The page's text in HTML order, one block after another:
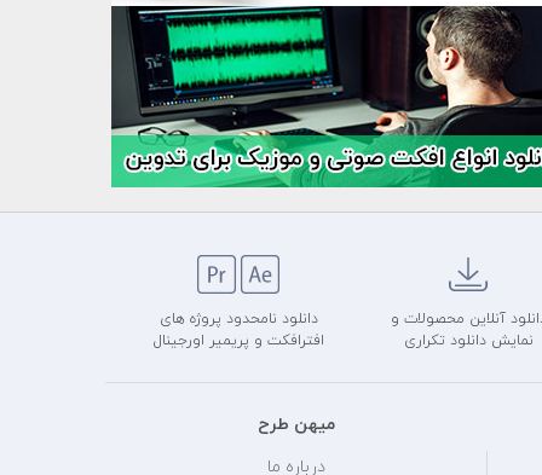
آنلاین محصولات و
نمایش دانلود تکراری
دانلود نامحدود پروژه های
افترافکت و پریمیر اورجینال
میهن طرح
درباره ما